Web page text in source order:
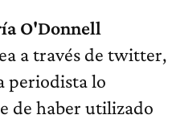
O'Donnell
a través de twitter,
periodista lo
de haber utilizado